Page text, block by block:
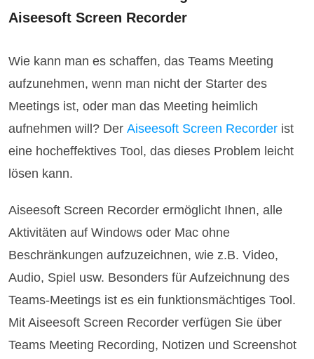
Aiseesoft Screen Recorder
Wie kann man es schaffen, das Teams Meeting
aufzunehmen, wenn man nicht der Starter des
Meetings ist, oder man das Meeting heimlich
aufnehmen will? DerAiseesoft Screen Recorder ist
eine hocheffektives Tool, das dieses Problem leicht
lösen kann.
Aiseesoft Screen Recorder ermöglicht Ihnen, alle
Aktivitäten auf Windows oder Mac ohne
Beschränkungen aufzuzeichnen, wie z.B. Video,
Audio, Spiel usw. Besonders für Aufzeichnung des
Teams-Meetings ist es ein funktionsmächtiges Tool.
Mit Aiseesoft Screen Recorder verfügen Sie über
Teams Meeting Recording, Notizen und Screenshot